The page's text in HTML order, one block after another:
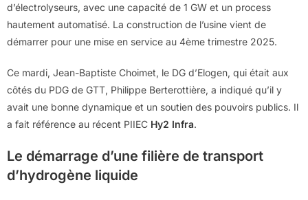
d’électrolyseurs, avec une capacité de 1 GW et un process
hautement automatisé. La construction de l’usine vient de
démarrer pour une mise en service au 4ème trimestre 2025.
Ce mardi, Jean-Baptiste Choimet, le DG d’Elogen, qui était aux
côtés du PDG de GTT, Philippe Berterottière, a indiqué qu’il y
avait une bonne dynamique et un soutien des pouvoirs publics. Il
a fait référence au récent PIIEC Hy2 Infra.
Le démarrage d’une filière de transport
d’hydrogène liquide